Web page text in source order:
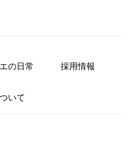
の日常 採用情報
いて